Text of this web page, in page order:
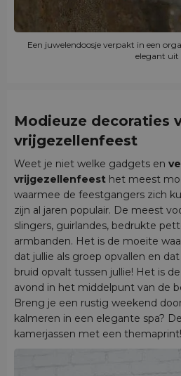
Een juwelendoosje verpakt in een
elegant uit
Modieuze decoraties
vrijgezellenfeest
Weet je niet welke gadgets en
vrijgezellenfeest het meest
waarmee de feestgangers zich
zijn al jaren populair. De meest
slingers, guirlandes, bedrukte
armbanden. Het is de moeite
dat jullie als groep opvallen en
bruid opvalt tussen jullie! Het is
avond in het middelpunt van de
Breng je een rustig weekend
kalmeren in een elegante spa?
kamerjassen met een themaprint!